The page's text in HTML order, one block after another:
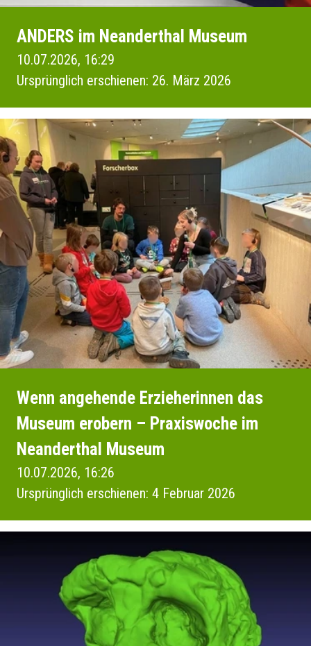
ANDERS im Neanderthal Museum
10.07.2026, 16:29
Ursprünglich erschienen: 26. März 2026
Wenn angehende Erzieherinnen das
Museum erobern – Praxiswoche im
Neanderthal Museum
10.07.2026, 16:26
Ursprünglich erschienen: 4 Februar 2026